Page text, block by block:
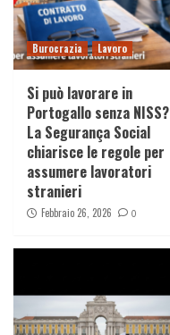
Burocrazia Lavoro
Si può lavorare in
Portogallo senza NISS?
La Segurança Social
chiarisce le regole per
assumere lavoratori
stranieri
Febbraio 26, 2026 0